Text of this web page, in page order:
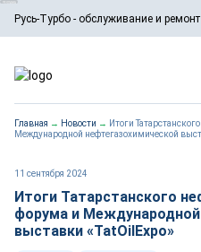
Русь-Турбо - обслуживание и
ООО «Русь-Турбо» занимается
турбин, комплексным
техническим обслуживанием
работают на нефтегазовых,
металлургических и других
Реклама. ООО «Русь-Турбо»,
erid: F7NfYUJCUneVdwPs4znf
Главная → Новости → Итоги
Международной нефтегазохимической
11 сентября 2024
Итоги Татарстанского
форума и
выставки «TatOilExpo»